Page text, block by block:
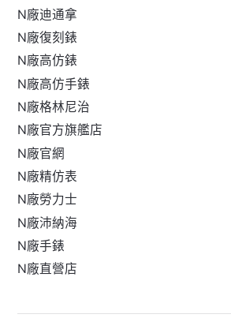
N廠迪通拿
N廠復刻錶
N廠高仿錶
N廠高仿手錶
N廠格林尼治
N廠官方旗艦店
N廠官網
N廠精仿表
N廠勞力士
N廠沛納海
N廠手錶
N廠直營店